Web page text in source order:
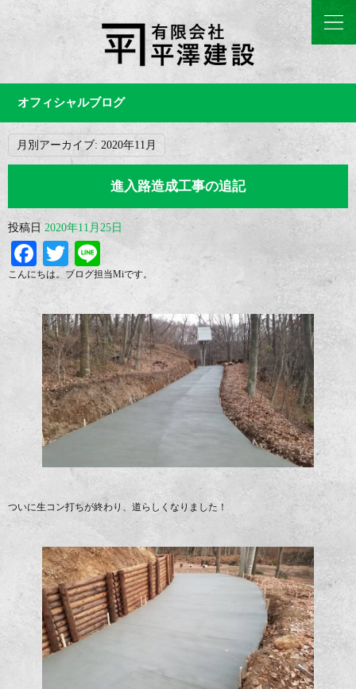
オフィシャルブログ
月別アーカイブ: 2020年11月
進入路造成工事の追記
投稿日 2020年11月25日
Facebook
Twitter
こんにちは。ブログ担当Miです。
ついに生コン打ちが終わり、道らしくなりました！